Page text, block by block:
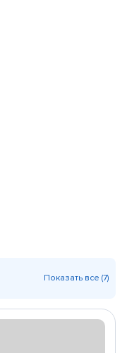
Показать все (7)